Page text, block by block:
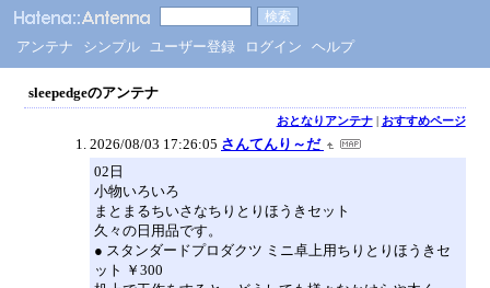
アンテナ シンプル ユーザー登録 ログイン ヘルプ
sleepedgeのアンテナ
おとなりアンテナ| おすすめページ
2026/08/03 17:26:05 さんてんり～だ
02日
小物いろいろ
まとまるちいさなちりとりほうきセット
久々の日用品です。
● スタンダードプロダクツ ミニ卓上用ちりとりほうきセ
ット ￥300